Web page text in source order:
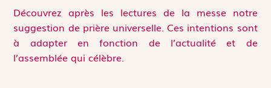
Découvrez après les lectures de la messe notre
suggestion de prière universelle. Ces intentions sont
à adapter en fonction de l’actualité et de
l’assemblée qui célèbre.